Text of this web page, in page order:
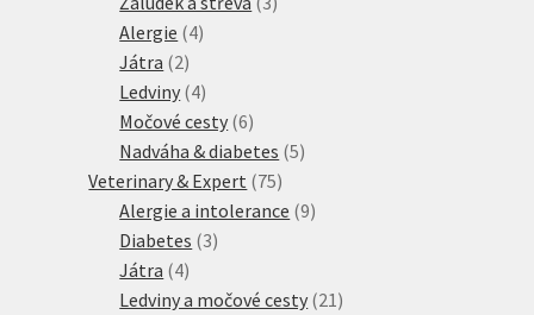
Alergie 44
Játra 22
produkty
Ledviny 44
produkty
Močové cesty 66
produktů
Nadváha & diabetes 55
Veterinary & Expert 7575
produktů
Alergie a intolerance 99
Diabetes 33
Játra 44
produkty
Ledviny a močové cesty 21 21